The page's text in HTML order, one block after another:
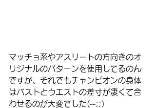
マッチョ系やアスリートの方向きのオ
リジナルのパターンを使用してるのん
ですが、それでもチャンピオンの身体
はバストとウエストの差寸が凄くて合
わせるのが大変でした(--;;)